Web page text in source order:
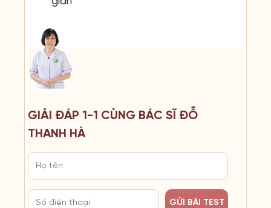
GIẢI ĐÁP 1-1 CÙNG BÁC SĨ ĐỖ
THANH HÀ
GỬI BÀI TEST